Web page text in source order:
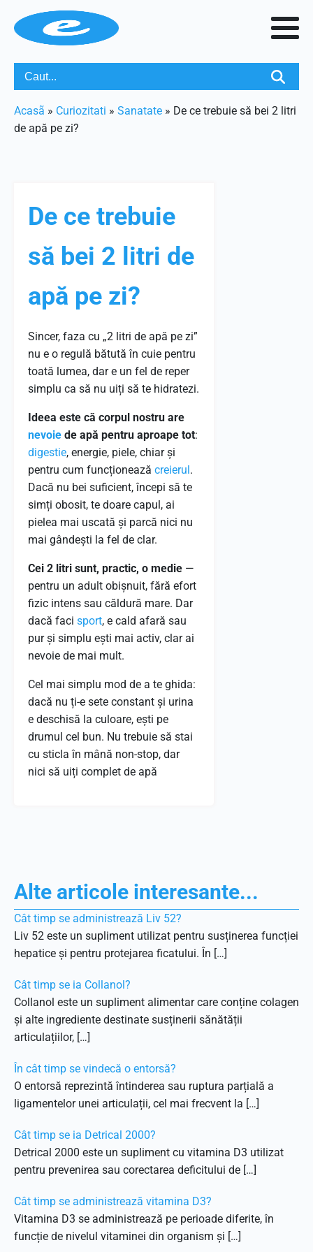
Acasã » Curiozitati » Sanatate » De ce trebuie să bei 2 litri
de apă pe zi?
De ce trebuie
să bei 2 litri de
apă pe zi?
Sincer, faza cu „2 litri de apă pe zi”
nu e o regulă bătută în cuie pentru
toată lumea, dar e un fel de reper
simplu ca să nu uiți să te hidratezi.
Ideea este că corpul nostru are
nevoie de apă pentru aproape tot:
digestie, energie, piele, chiar și
pentru cum funcționează creierul.
Dacă nu bei suficient, începi să te
simți obosit, te doare capul, ai
pielea mai uscată și parcă nici nu
mai gândești la fel de clar.
Cei 2 litri sunt, practic, o medie —
pentru un adult obișnuit, fără efort
fizic intens sau căldură mare. Dar
dacă faci sport, e cald afară sau
pur și simplu ești mai activ, clar ai
nevoie de mai mult.
Cel mai simplu mod de a te ghida:
dacă nu ți-e sete constant și urina
e deschisă la culoare, ești pe
drumul cel bun. Nu trebuie să stai
cu sticla în mână non-stop, dar
nici să uiți complet de apă
Alte articole interesante...
Cât timp se administrează Liv 52?
Liv 52 este un supliment utilizat pentru susținerea funcției
hepatice și pentru protejarea ficatului. În […]
Cât timp se ia Collanol?
Collanol este un supliment alimentar care conține colagen
și alte ingrediente destinate susținerii sănătății
articulațiilor, […]
În cât timp se vindecă o entorsă?
O entorsă reprezintă întinderea sau ruptura parțială a
ligamentelor unei articulații, cel mai frecvent la […]
Cât timp se ia Detrical 2000?
Detrical 2000 este un supliment cu vitamina D3 utilizat
pentru prevenirea sau corectarea deficitului de […]
Cât timp se administrează vitamina D3?
Vitamina D3 se administrează pe perioade diferite, în
funcție de nivelul vitaminei din organism și […]